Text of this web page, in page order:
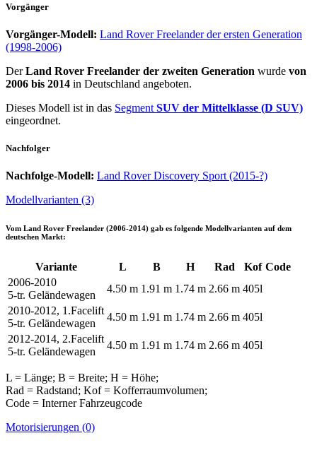
Vorgänger
Vorgänger-Modell: Land Rover Freelander der ersten Generation
(1998-2006)
DerLand Rover Freelander der zweiten Generation wurde von
2006 bis 2014 in Deutschland angeboten.
Dieses Modell ist in das Segment SUV der Mittelklasse (D SUV)
eingeordnet.
Nachfolger
Nachfolge-Modell: Land Rover Discovery Sport (2015-?)
Modellvarianten (3)
Vom Land Rover Freelander (2006-2014) gab es folgende Modellvarianten auf dem
deutschen Markt:
Variante L B H Rad Kof Code
2006-2010
5-tr. Geländewagen
4.50 m 1.91 m 1.74 m 2.66 m 405l
2010-2012, 1.Facelift
5-tr. Geländewagen
4.50 m 1.91 m 1.74 m 2.66 m 405l
2012-2014, 2.Facelift
5-tr. Geländewagen
4.50 m 1.91 m 1.74 m 2.66 m 405l
L = Länge; B = Breite; H = Höhe;
Rad = Radstand; Kof = Kofferraumvolumen;
Code = Interner Fahrzeugcode
Motorisierungen (0)